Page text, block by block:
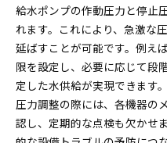
給水ポンプの作動圧力と停止
れます。これにより、急激な
延ばすことが可能です。例え
限を設定し、必要に応じて段
定した水供給が実現できます。
圧力調整の際には、各機器の
認し、定期的な点検も欠かせ